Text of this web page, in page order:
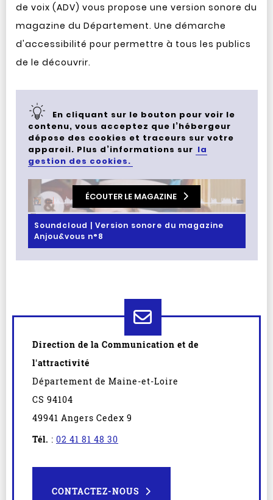
Direction de la Communication et de
l'attractivité
Département de Maine-et-Loire
CS 94104
49941 Angers Cedex 9
Tél. : 02 41 81 48 30
CONTACTEZ-NOUS
de voix (ADV) vous propose une version sonore du
magazine du Département. Une démarche
d'accessibilité pour permettre à tous les publics
de le découvrir.
En cliquant sur le bouton pour voir le
contenu, vous acceptez que l’hébergeur
dépose des cookies et traceurs sur votre
appareil. Plus d’informations sur la
gestion des cookies.
ÉCOUTER LE MAGAZINE
Soundcloud | Version sonore du magazine
Anjou&vous n°8